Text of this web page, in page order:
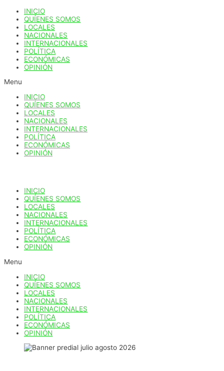
contenido
INICIO
QUÍENES SOMOS
LOCALES
NACIONALES
INTERNACIONALES
POLÍTICA
ECONÓMICAS
OPINIÓN
Menu
INICIO
QUÍENES SOMOS
LOCALES
NACIONALES
INTERNACIONALES
POLÍTICA
ECONÓMICAS
OPINIÓN
INICIO
QUÍENES SOMOS
LOCALES
NACIONALES
INTERNACIONALES
POLÍTICA
ECONÓMICAS
OPINIÓN
Menu
INICIO
QUÍENES SOMOS
LOCALES
NACIONALES
INTERNACIONALES
POLÍTICA
ECONÓMICAS
OPINIÓN